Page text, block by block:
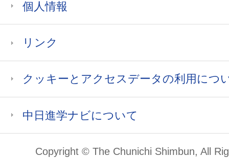
個人情報
リンク
クッキーとアクセスデータの利用につ
中日進学ナビについて
Copyright © The Chunichi Shimbun, All